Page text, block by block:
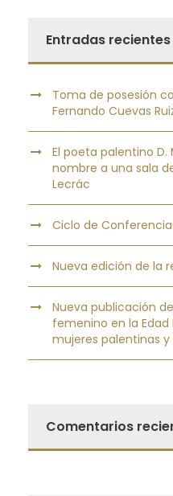
Entradas recientes
Toma de posesión
Fernando Cuevas
El poeta palentino
nombre a una sala
Lecrác
Ciclo de
Nueva edición de la
Nueva publicación
femenino en la Edad
mujeres palentinas y
Comentarios